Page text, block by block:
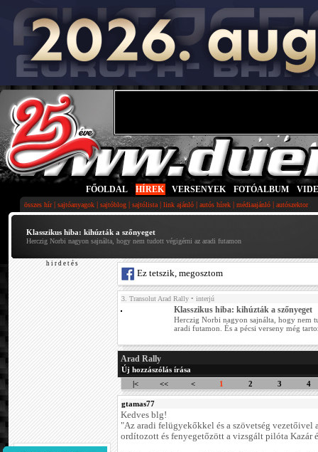
FŐOLDAL HÍREK VERSENYEK FOTÓALBUM
összes hír| sajtóanyagok | sajtóblog | sajtólista | link ajánló | autós hírek | médiaajánló | autószektor
Klasszikus hiba: kihúzták a szőnyeget
Herczig Norbi nagyon sajnálta, hogy nem tudott végigérni az aradi futamon
h i r d e t é s
Ez tetszik, megosztom
3. Transolut Arad Rally • interjú
Klasszikus hiba: kihúzták a szőnyeget
Herczig Norbi nagyon sajnálta, hogy nem
aradi futamon. És a pécsi verseny még
Arad Rally
Új hozzászólás írása
|<
<< < 1 2 3 4
gtamas77
Kedves blg!
"Az aradi felügyekőkkel és a szövetség vezetőivel
ordítozott és fenyegetőzött a vizsgált pilóta Kazár